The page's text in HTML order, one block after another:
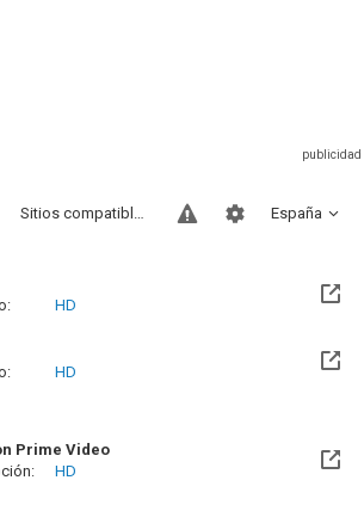
España
Sitios compatibles
HD
hasta el Mié, 09 May 2029 (Quedan 2 años)
HD
Prime Video
HD